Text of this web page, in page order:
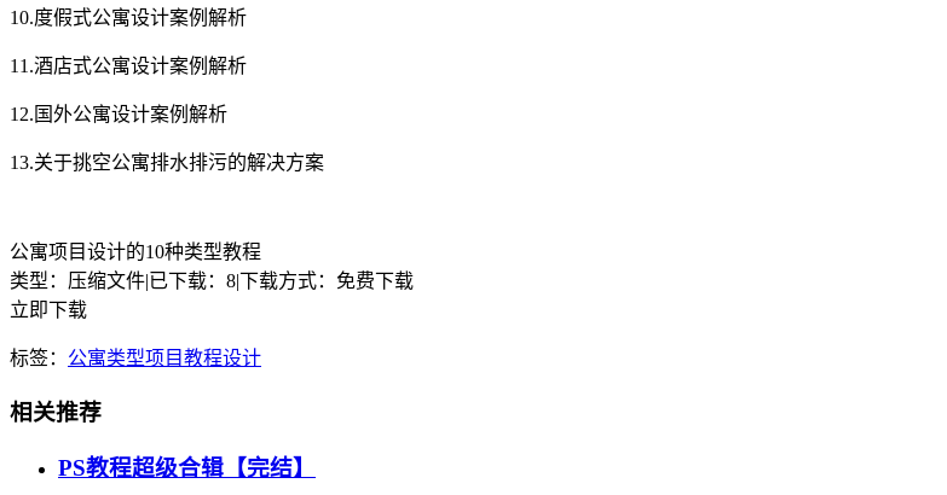
10.度假式公寓设计案例解析
11.酒店式公寓设计案例解析
12.国外公寓设计案例解析
13.关于挑空公寓排水排污的解决方案
公寓项目设计的10种类型教程
类型：压缩文件|已下载：8|下载方式：免费下载
立即下载
标签： 公寓类型项目教程设计
相关推荐
PS教程超级合辑【完结】